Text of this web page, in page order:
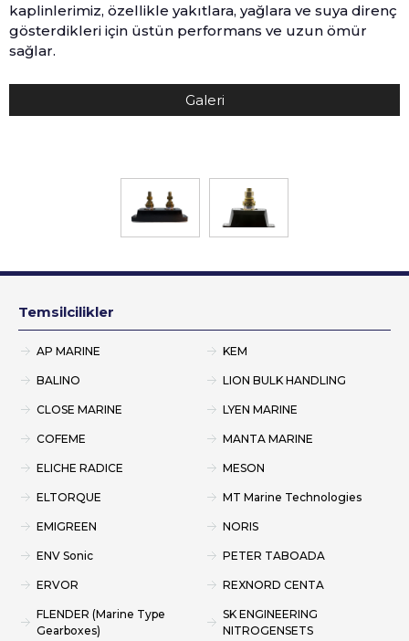
kaplinlerimiz, özellikle yakıtlara, yağlara ve suya direnç
gösterdikleri için üstün performans ve uzun ömür
sağlar.
Galeri
Temsilcilikler
AP MARINE
BALINO
CLOSE MARINE
COFEME
ELICHE RADICE
ELTORQUE
EMIGREEN
ENV Sonic
ERVOR
FLENDER (Marine Type
Gearboxes)
KEM
LION BULK HANDLING
LYEN MARINE
MANTA MARINE
MESON
MT Marine Technologies
NORIS
PETER TABOADA
REXNORD CENTA
SK ENGINEERING
NITROGENSETS